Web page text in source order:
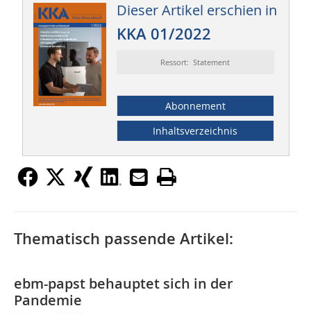
Dieser Artikel erschien in
KKA 01/2022
Ressort: Statement
Abonnement
Inhaltsverzeichnis
Thematisch passende Artikel:
ebm-papst behauptet sich in der
Pandemie